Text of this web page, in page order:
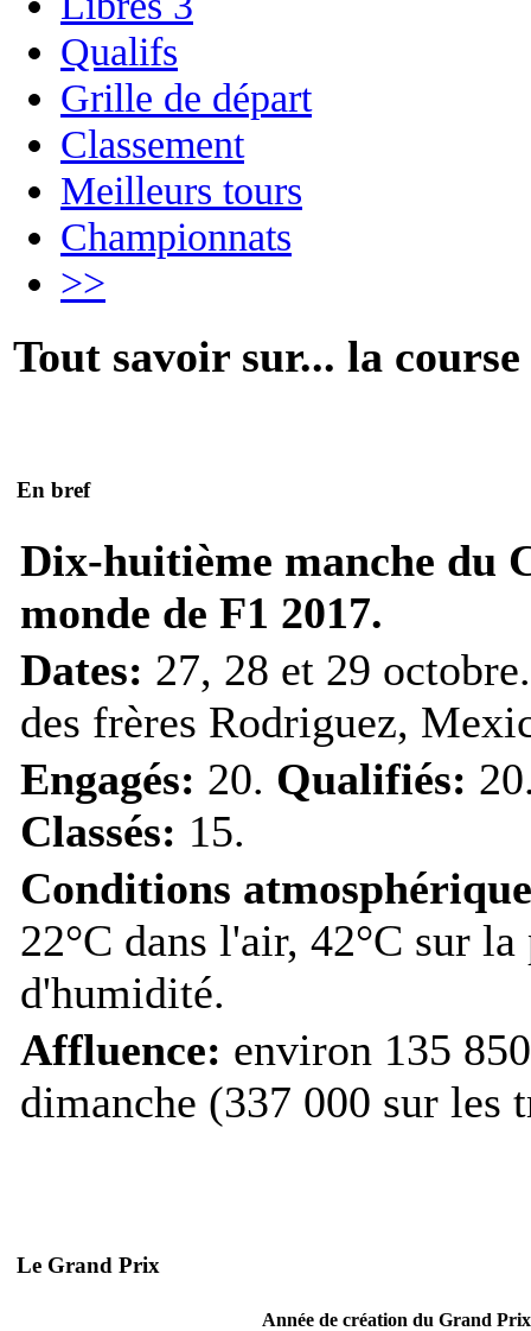
Qualifs
Grille de départ
Classement
Meilleurs tours
Championnats
>>
Tout savoir sur... la course
En bref
Dix-huitième manche du
monde de F1 2017.
Dates: 27, 28 et 29
des frères Rodriguez,
Engagés: 20. Qualifiés:
Classés: 15.
Conditions
22°C dans l'air, 42°C sur
d'humidité.
Affluence: environ 135
dimanche (337 000 sur les
Le Grand Prix
Année de création du Grand